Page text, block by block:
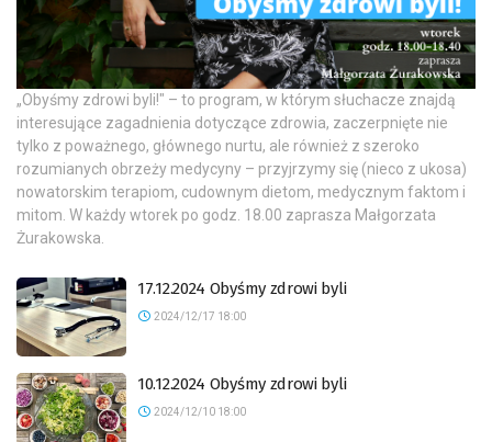
„Obyśmy zdrowi byli!" – to program, w którym słuchacze znajdą
interesujące zagadnienia dotyczące zdrowia, zaczerpnięte nie
tylko z poważnego, głównego nurtu, ale również z szeroko
rozumianych obrzeży medycyny – przyjrzymy się (nieco z ukosa)
nowatorskim terapiom, cudownym dietom, medycznym faktom i
mitom. W każdy wtorek po godz. 18.00 zaprasza Małgorzata
Żurakowska.
17.12.2024 Obyśmy zdrowi byli
2024/12/17 18:00
10.12.2024 Obyśmy zdrowi byli
2024/12/10 18:00